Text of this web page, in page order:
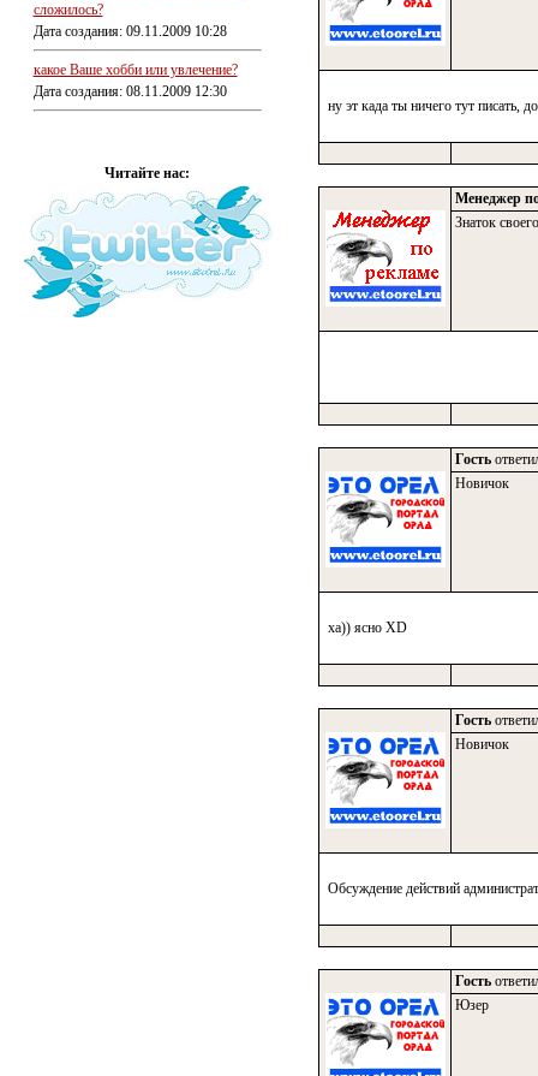
сложилось?
Дата создания: 09.11.2009 10:28
какое Ваше хобби или увлечение?
Дата создания: 08.11.2009 12:30
Читайте нас:
ну эт када ты ничего тут писать,
Менеджер
Знаток
Гость
Новичок
ха)) ясно XD
Гость
Новичок
Обсуждение действий
Гость
Юзер